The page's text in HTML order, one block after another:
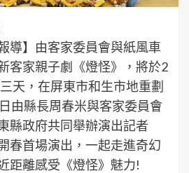
導】由客家委員會與紙風車
客家親子劇《燈怪》，將於2
天，在屏東市和生市地重劃
由縣長周春米與客家委員會
縣政府共同舉辦演出記者
春首場演出，一起走進奇幻
距離感受《燈怪》魅力!